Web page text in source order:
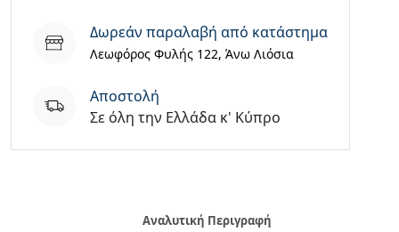
Δωρεάν παραλαβή από κατάστημα
Λεωφόρος Φυλής 122, Άνω Λιόσια
Aποστολή
Σε όλη την Ελλάδα κ' Κύπρο
Αναλυτική Περιγραφή